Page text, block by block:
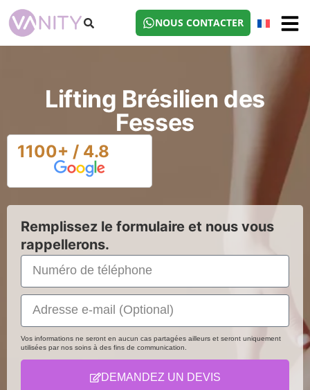
NOUS CONTACTER
Lifting Brésilien des
Fesses
1100+ / 4.8
Remplissez le formulaire et nous vous
rappellerons.
Vos informations ne seront en aucun cas partagées ailleurs et seront uniquement
utilisées par nos soins à des fins de communication.
DEMANDEZ UN DEVIS